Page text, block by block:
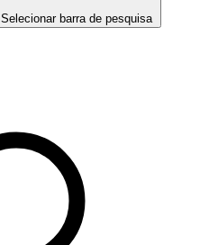
Selecionar barra de pesquisa